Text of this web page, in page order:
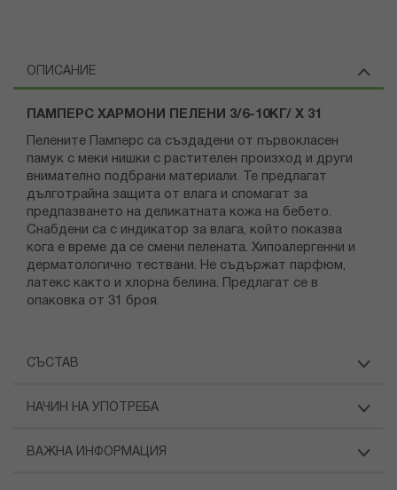
ОПИСАНИЕ
ПАМПЕРС ХАРМОНИ ПЕЛЕНИ 3/6-10КГ/ Х 31
Пелените Памперс са създадени от първокласен
памук с меки нишки с растителен произход и други
внимателно подбрани материали. Те предлагат
дълготрайна защита от влага и спомагат за
предпазването на деликатната кожа на бебето.
Снабдени са с индикатор за влага, който показва
кога е време да се смени пелената. Хипоалергенни и
дерматологично тествани. Не съдържат парфюм,
латекс както и хлорна белина. Предлагат се в
опаковка от 31 броя.
СЪСТАВ
НАЧИН НА УПОТРЕБА
ВАЖНА ИНФОРМАЦИЯ